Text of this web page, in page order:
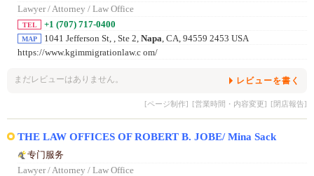
Lawyer / Attorney / Law Office
TEL +1 (707) 717-0400
MAP 1041 Jefferson St, , Ste 2, Napa, CA, 94559 2453 USA
https://www.kgimmigrationlaw.c om/
まだレビューはありません。 レビューを書く
[ページ制作] [営業時間・内容変更] [閉店報告]
THE LAW OFFICES OF ROBERT B. JOBE/ Mina Sack
专门服务
Lawyer / Attorney / Law Office